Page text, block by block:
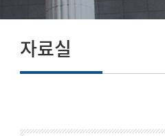
자료실